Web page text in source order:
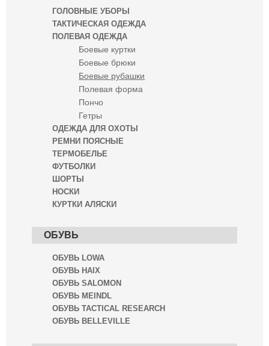
ГОЛОВНЫЕ УБОРЫ
ТАКТИЧЕСКАЯ ОДЕЖДА
ПОЛЕВАЯ ОДЕЖДА
Боевые куртки
Боевые брюки
Боевые рубашки
Полевая форма
Пончо
Гетры
ОДЕЖДА ДЛЯ ОХОТЫ
РЕМНИ ПОЯСНЫЕ
ТЕРМОБЕЛЬЕ
ФУТБОЛКИ
ШОРТЫ
НОСКИ
КУРТКИ АЛЯСКИ
ОБУВЬ
ОБУВЬ LOWA
ОБУВЬ HAIX
ОБУВЬ SALOMON
ОБУВЬ MEINDL
ОБУВЬ TACTICAL RESEARCH
ОБУВЬ BELLEVILLE